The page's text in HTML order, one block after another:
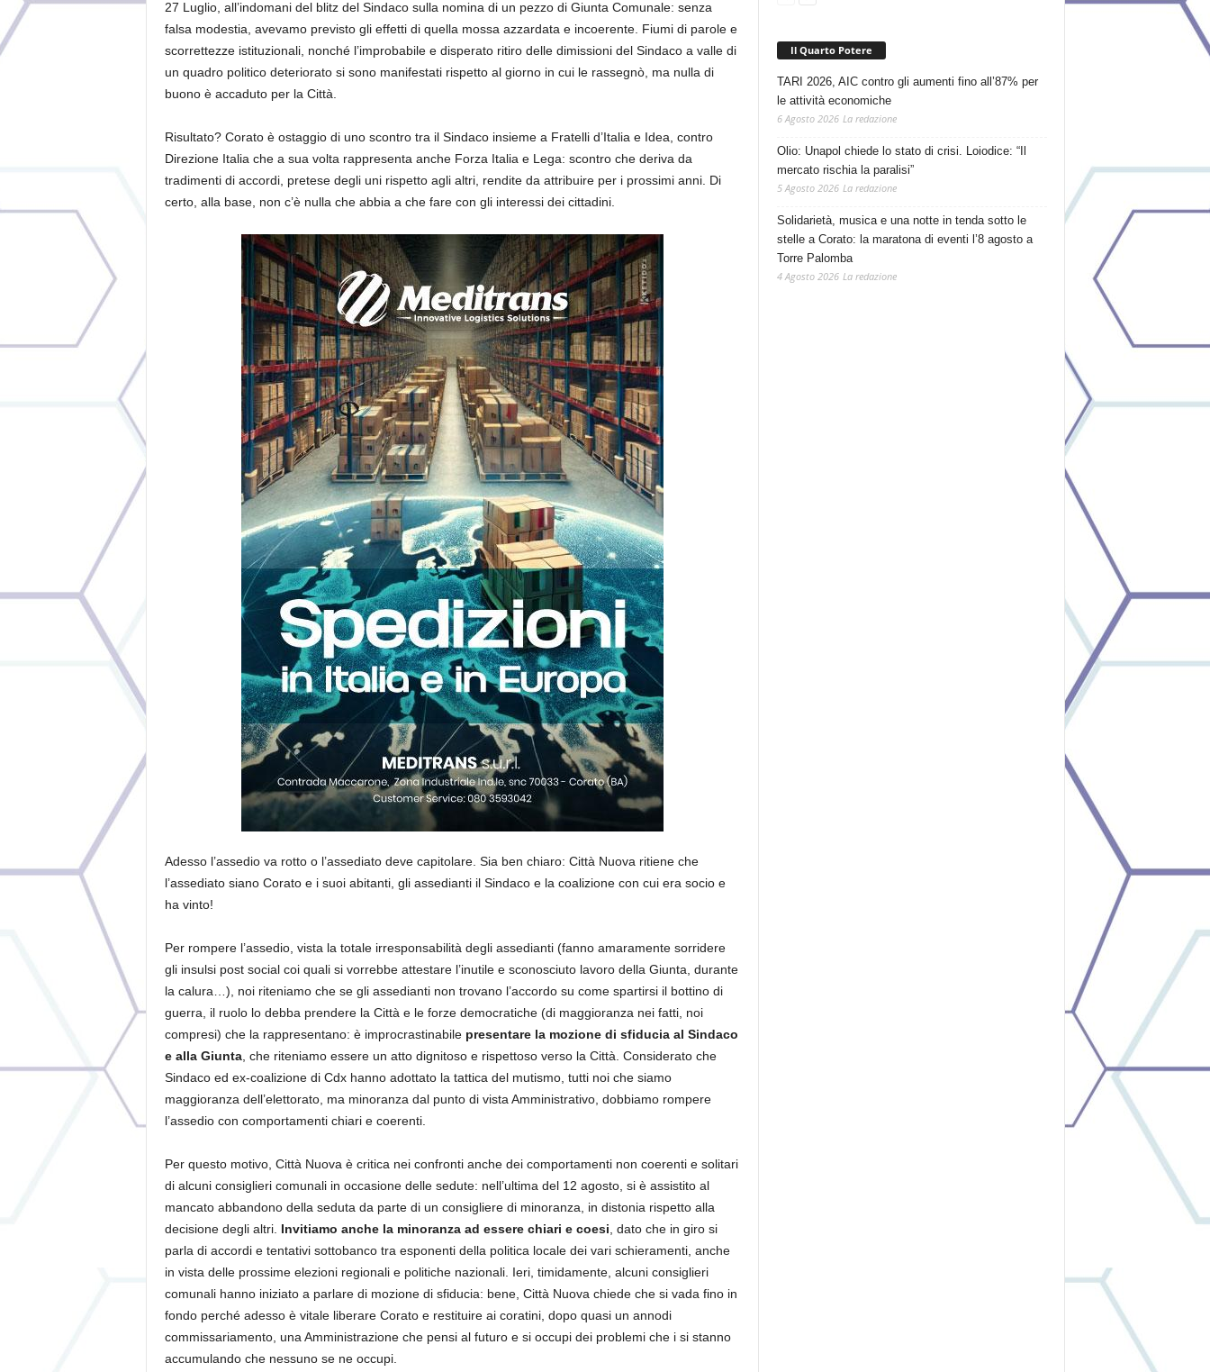
27 Luglio, all’indomani del blitz del Sindaco sulla nomina di un pezzo di Giunta Comunale: senza
falsa modestia, avevamo previsto gli effetti di quella mossa azzardata e incoerente. Fiumi di parole e
scorrettezze istituzionali, nonché l’improbabile e disperato ritiro delle dimissioni del Sindaco a valle di
un quadro politico deteriorato si sono manifestati rispetto al giorno in cui le rassegnò, ma nulla di
buono è accaduto per la Città.
Risultato? Corato è ostaggio di uno scontro tra il Sindaco insieme a Fratelli d’Italia e Idea, contro
Direzione Italia che a sua volta rappresenta anche Forza Italia e Lega: scontro che deriva da
tradimenti di accordi, pretese degli uni rispetto agli altri, rendite da attribuire per i prossimi anni. Di
certo, alla base, non c’è nulla che abbia a che fare con gli interessi dei cittadini.
Adesso l’assedio va rotto o l’assediato deve capitolare. Sia ben chiaro: Città Nuova ritiene che
l’assediato siano Corato e i suoi abitanti, gli assedianti il Sindaco e la coalizione con cui era socio e
ha vinto!
Per rompere l’assedio, vista la totale irresponsabilità degli assedianti (fanno amaramente sorridere
gli insulsi post social coi quali si vorrebbe attestare l’inutile e sconosciuto lavoro della Giunta, durante
la calura…), noi riteniamo che se gli assedianti non trovano l’accordo su come spartirsi il bottino di
guerra, il ruolo lo debba prendere la Città e le forze democratiche (di maggioranza nei fatti, noi
compresi) che la rappresentano: è improcrastinabile presentare la mozione di sfiducia al Sindaco
e alla Giunta, che riteniamo essere un atto dignitoso e rispettoso verso la Città. Considerato che
Sindaco ed ex-coalizione di Cdx hanno adottato la tattica del mutismo, tutti noi che siamo
maggioranza dell’elettorato, ma minoranza dal punto di vista Amministrativo, dobbiamo rompere
l’assedio con comportamenti chiari e coerenti.
Per questo motivo, Città Nuova è critica nei confronti anche dei comportamenti non coerenti e solitari
di alcuni consiglieri comunali in occasione delle sedute: nell’ultima del 12 agosto, si è assistito al
mancato abbandono della seduta da parte di un consigliere di minoranza, in distonia rispetto alla
decisione degli altri. Invitiamo anche la minoranza ad essere chiari e coesi , dato che in giro si
parla di accordi e tentativi sottobanco tra esponenti della politica locale dei vari schieramenti, anche
in vista delle prossime elezioni regionali e politiche nazionali. Ieri, timidamente, alcuni consiglieri
comunali hanno iniziato a parlare di mozione di sfiducia: bene, Città Nuova chiede che si vada fino in
fondo perché adesso è vitale liberare Corato e restituire ai coratini, dopo quasi un annodi
commissariamento, una Amministrazione che pensi al futuro e si occupi dei problemi che i si stanno
accumulando che nessuno se ne occupi.
Il Quarto Potere
TARI 2026, AIC contro gli aumenti fino all’87% per
le attività economiche
6 Agosto 2026 La redazione
Olio: Unapol chiede lo stato di crisi. Loiodice: “Il
mercato rischia la paralisi”
5 Agosto 2026 La redazione
Solidarietà, musica e una notte in tenda sotto le
stelle a Corato: la maratona di eventi l’8 agosto a
Torre Palomba
4 Agosto 2026 La redazione